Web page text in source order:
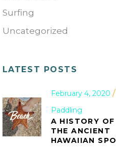
Surfing
Uncategorized
LATEST POSTS
February 4, 2020
Paddling
A HISTORY OF
THE ANCIENT
HAWAIIAN